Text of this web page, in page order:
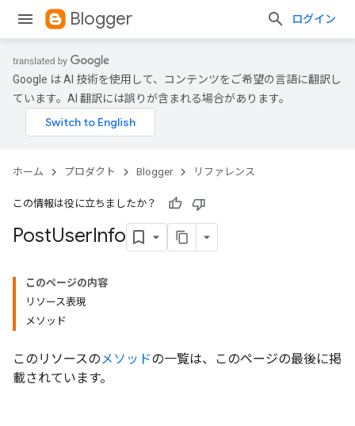
Blogger ログイン
Google は AI 技術を使用して、コンテンツをご希望の言語に翻訳し
ています。AI 翻訳には誤りが含まれる場合があります。
ホーム プロダクト Blogger リファレンス
この情報は役に立ちましたか？
PostUserInfo
このページの内容
リソース表現
メソッド
このリソースのメソッドの一覧は、このページの最後に掲
載されています。